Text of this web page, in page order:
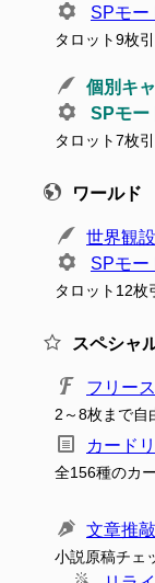
SPモー
タロット9枚
個別キ
SPモー
タロット7枚
ワールド
世界観
SPモー
タロット12枚
スペシャ
フリー
2～8枚まで自
カード
全156種のカ
文章推
小説原稿チェ